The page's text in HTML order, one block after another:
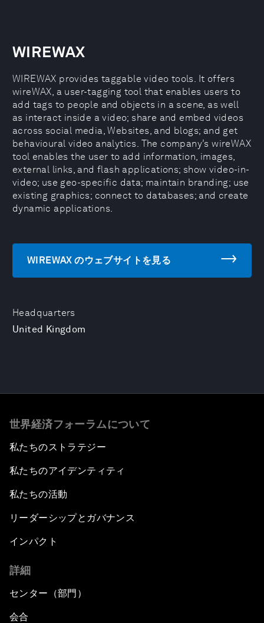
Headquarters
United Kingdom
WIREWAX
WIREWAX provides taggable video tools. It offers
wireWAX, a user-tagging tool that enables users to
add tags to people and objects in a scene, as well
as interact inside a video; share and embed videos
across social media, Websites, and blogs; and get
behavioural video analytics. The company’s wireWAX
tool enables the user to add information, images,
external links, and flash applications; show video-in-
video; use geo-specific data; maintain branding; use
existing graphics; connect to databases; and create
dynamic applications.
WIREWAX のウェブサイトを見る
世界経済フォーラムについて
私たちのストラテジー
私たちのアイデンティティ
私たちの活動
リーダーシップとガバナンス
インパクト
詳細
センター（部門）
会合